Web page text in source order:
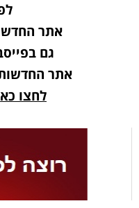
אתר
גם
אתר החדשות
לחצו